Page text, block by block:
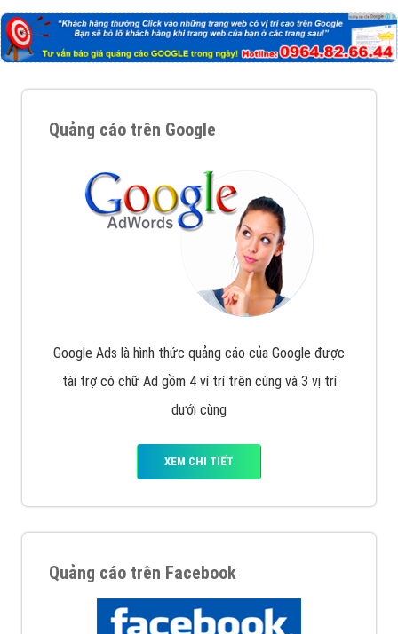
Quảng cáo trên Google
Google Ads là hình thức quảng cáo của Google được
tài trợ có chữ Ad gồm 4 ví trí trên cùng và 3 vị trí
dưới cùng
XEM CHI TIẾT
Quảng cáo trên Facebook